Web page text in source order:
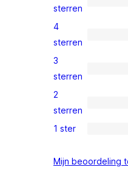
55
5
sterren
sterren
5
4
sterren
4
sterren
1
3
ster
3
sterren
1
2
beoordeling
2
sterren
5
sterren
1 ster
Mijn beoordeling